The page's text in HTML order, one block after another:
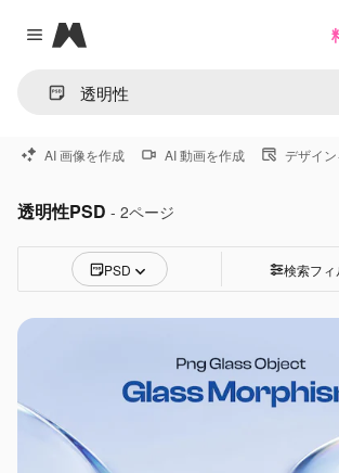
Close menu
Magnific
AI 画像を作成 AI 動画を作成 デザイ
透明性PSD - 2ページ
PSD 検索フィ